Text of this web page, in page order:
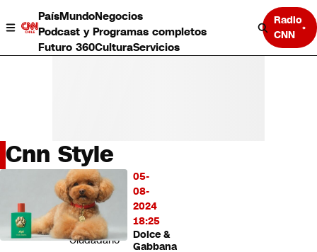
PaísMundoNegocios
Podcast y Programas completos
Futuro 360CulturaServicios
Radio
CNN
País
Negocios
Deportes
Programas completos
Cnn Style
05-
08-
2024
18:25
Dolce &
Gabbana
LO
MÁS
LEÍDO
Ciudadano